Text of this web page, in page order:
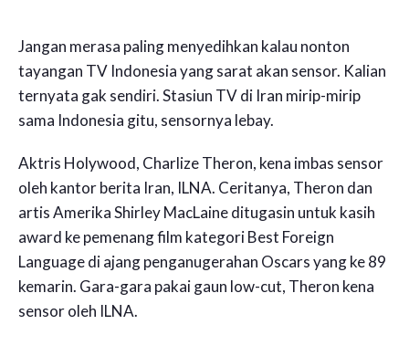
Jangan merasa paling menyedihkan kalau nonton
tayangan TV Indonesia yang sarat akan sensor. Kalian
ternyata gak sendiri. Stasiun TV di Iran mirip-mirip
sama Indonesia gitu, sensornya lebay.
Aktris Holywood, Charlize Theron, kena imbas sensor
oleh kantor berita Iran, ILNA. Ceritanya, Theron dan
artis Amerika Shirley MacLaine ditugasin untuk kasih
award ke pemenang film kategori Best Foreign
Language di ajang penganugerahan Oscars yang ke 89
kemarin. Gara-gara pakai gaun low-cut, Theron kena
sensor oleh ILNA.